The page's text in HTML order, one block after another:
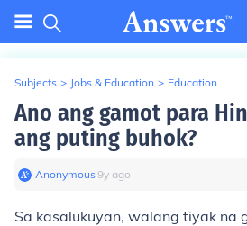
Subjects > Jobs & Education > Education
Ano ang gamot para
ang puting buhok?
Anonymous∙9y ago
Sa kasalukuyan, walang tiyak na